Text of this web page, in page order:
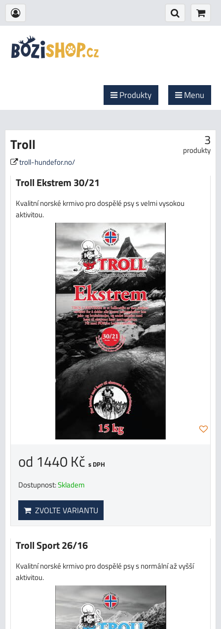
Produkty Menu
Troll
troll-hundefor.no/
3
produkty
Troll Ekstrem 30/21
Kvalitní norské krmivo pro dospělé psy s velmi vysokou
aktivitou.
od 1440 Kč s DPH
Dostupnost:Skladem
ZVOLTE VARIANTU
Troll Sport 26/16
Kvalitní norské krmivo pro dospělé psy s normální až vyšší
aktivitou.